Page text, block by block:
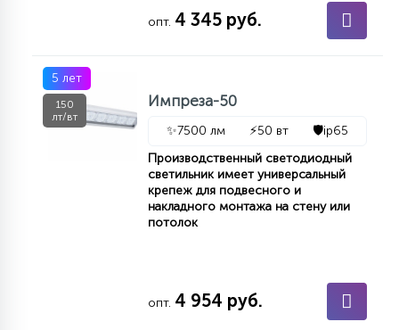
опт. 4 345 руб.
5 лет
150
лт/вт
Импреза-50
✨7500 лм ⚡50 вт 🛡️ip65
Производственный светодиодный
светильник имеет универсальный
крепеж для подвесного и
накладного монтажа на стену или
потолок
опт. 4 954 руб.